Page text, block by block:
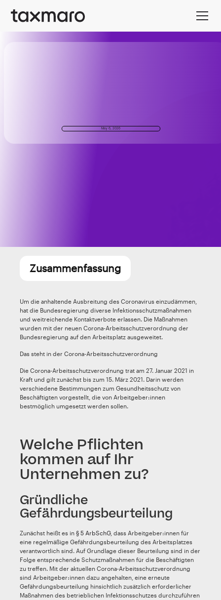
May 6, 2026
Zusammenfassung
Um die anhaltende Ausbreitung des Coronavirus einzudämmen,
hat die Bundesregierung diverse Infektionsschutzmaßnahmen
und weitreichende Kontaktverbote erlassen. Die Maßnahmen
wurden mit der neuen Corona-Arbeitsschutzverordnung der
Bundesregierung auf den Arbeitsplatz ausgeweitet.
Das steht in der Corona-Arbeitsschutzverordnung
Die Corona-Arbeitsschutzverordnung trat am 27. Januar 2021 in
Kraft und gilt zunächst bis zum 15. März 2021. Darin werden
verschiedene Bestimmungen zum Gesundheitsschutz von
Beschäftigten vorgestellt, die von Arbeitgeber:innen
bestmöglich umgesetzt werden sollen.
Welche Pflichten
kommen auf Ihr
Unternehmen zu?
Gründliche
Gefährdungsbeurteilung
Zunächst heißt es in § 5 ArbSchG, dass Arbeitgeber:innen für
eine regelmäßige Gefährdungsbeurteilung des Arbeitsplatzes
verantwortlich sind. Auf Grundlage dieser Beurteilung sind in der
Folge entsprechende Schutzmaßnahmen für die Beschäftigten
zu treffen. Mit der aktuellen Corona-Arbeitsschutzverordnung
sind Arbeitgeber:innen dazu angehalten, eine erneute
Gefährdungsbeurteilung hinsichtlich zusätzlich erforderlicher
Maßnahmen des betrieblichen Infektionsschutzes durchzuführen